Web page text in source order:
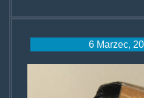
6 Marzec,
kokoloco.jpg